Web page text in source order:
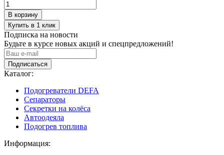
Подписка на новости
Будьте в курсе новых акций и спецпредложений!
Подписаться
Каталог:
Подогреватели DEFA
Сепараторы
Секретки на колёса
Автоодеяла
Подогрев топлива
Информация: